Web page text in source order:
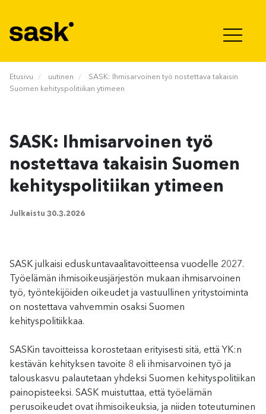
Etusivu uutinen
SASK: Ihmisarvoinen työ nostettava takaisin
Suomen kehityspolitiikan ytimeen
SASK: Ihmisarvoinen työ
nostettava takaisin Suomen
kehityspolitiikan ytimeen
Julkaistu 30.3.2026
SASK julkaisi eduskuntavaalitavoitteensa vuodelle 2027.
Työelämän ihmisoikeusjärjestön mukaan ihmisarvoinen
työ, työntekijöiden oikeudet ja vastuullinen yritystoiminta
on nostettava vahvemmin osaksi Suomen
kehityspolitiikkaa.
SASKin tavoitteissa korostetaan erityisesti sitä, että YK:n
kestävän kehityksen tavoite 8 eli ihmisarvoinen työ ja
talouskasvu palautetaan yhdeksi Suomen kehityspolitiikan
painopisteeksi. SASK muistuttaa, että työelämän
perusoikeudet ovat ihmisoikeuksia, ja niiden toteutuminen